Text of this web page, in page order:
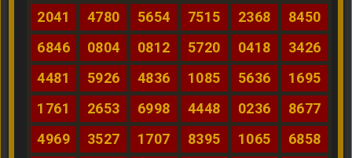
2041
4780 5654 7515 2368
8450
6846
0804 0812 5720 0418
3426
4481
5926 4836 1085 5636
1695
1761
2653 6998 4448 0236
8677
4969
3527 1707 8395 1065
6858